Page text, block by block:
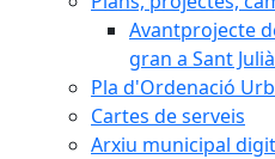
Avantprojecte
gran a Sant
Pla d'Ordenació
Cartes de serveis
Arxiu municipal